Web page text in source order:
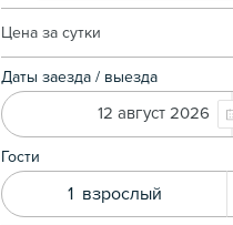
Цена за сутки
Даты заезда / выезда
12 август 2026
Гости
1 взрослый